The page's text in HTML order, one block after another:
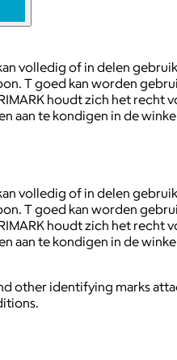
volledig of in delen
T goed kan worden
houdt zich het
aan te kondigen in de
volledig of in delen
T goed kan worden
houdt zich het
aan te kondigen in de
other identifying marks